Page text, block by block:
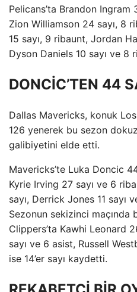
Pelicans’ta Brandon Ingram
Zion Williamson 24 sayı, 8
15 sayı, 9 ribaunt, Jordan
Dyson Daniels 10 sayı ve 8
DONCİC’TEN 44
Dallas Mavericks, konuk
126 yenerek bu sezon
galibiyetini elde etti.
Mavericks’te Luka Doncic
Kyrie Irving 27 sayı ve 6
sayı, Derrick Jones 11 sayı
Sezonun sekizinci
Clippers’ta Kawhi Leonard
sayı ve 6 asist, Russell
ise 14’er sayı kaydetti.